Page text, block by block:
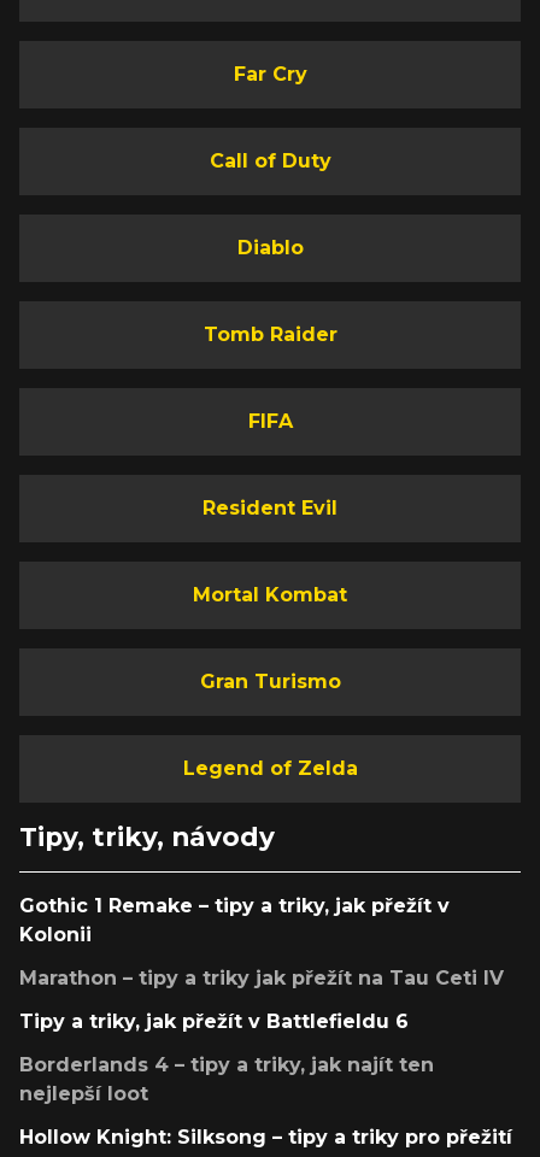
Far Cry
Call of Duty
Diablo
Tomb Raider
FIFA
Resident Evil
Mortal Kombat
Gran Turismo
Legend of Zelda
Tipy, triky, návody
Gothic 1 Remake – tipy a triky, jak přežít v
Kolonii
Marathon – tipy a triky jak přežít na Tau Ceti IV
Tipy a triky, jak přežít v Battlefieldu 6
Borderlands 4 – tipy a triky, jak najít ten
nejlepší loot
Hollow Knight: Silksong – tipy a triky pro přežití